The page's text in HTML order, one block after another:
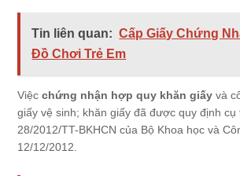
Tin liên quan: Cấp Giấy Chứng
Đồ Chơi Trẻ Em
Việcchứng nhận hợp quy khăn giấyvà
giấy vệ sinh; khăn giấy đã được quy định
28/2012/TT-BKHCN của Bộ Khoa học và
12/12/2012.